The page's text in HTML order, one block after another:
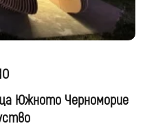
Южното Черноморие